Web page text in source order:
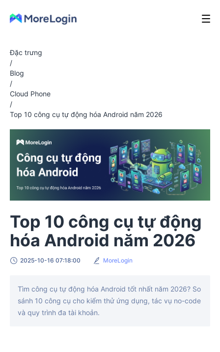
Đặc trưng
/
Blog
/
Cloud Phone
/
Top 10 công cụ tự động hóa Android năm 2026
Top 10 công cụ tự động
hóa Android năm 2026
2025-10-16 07:18:00 MoreLogin
Tìm công cụ tự động hóa Android tốt nhất năm 2026? So
sánh 10 công cụ cho kiểm thử ứng dụng, tác vụ no-code
và quy trình đa tài khoản.